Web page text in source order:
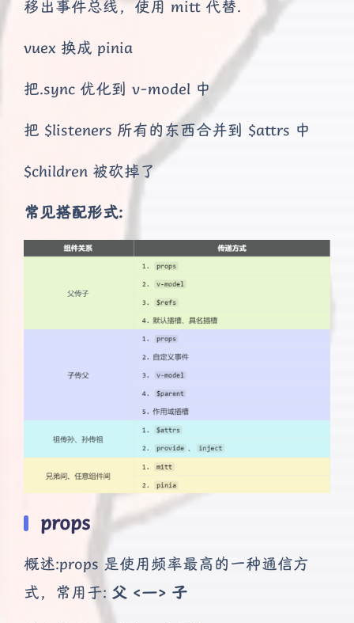
移出事件总线，使用 mitt 代替.
vuex 换成 pinia
把.sync 优化到 v-model 中
把 $listeners 所有的东西合并到 $attrs 中
$children 被砍掉了
常见搭配形式:
props
概述:props 是使用频率最高的一种通信方
式，常用于: 父 <—> 子